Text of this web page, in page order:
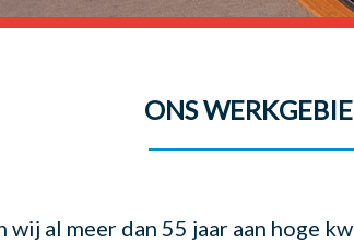
ONS
wij al meer dan 55 jaar aan hoge